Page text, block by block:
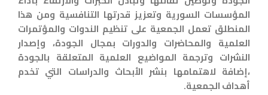
المؤسسات السورية وتعزيز قدرتها التنافسية ومن هذا
المنطلق تعمل الجمعية على تنظيم الندوات والمؤتمرات
العلمية والمحاضرات والدورات بمجال الجودة، وإصدار
النشرات وترجمة المواضيع العلمية المتعلقة بالجودة
،إضافة لاهتمامها بنشر الأبحاث والدراسات التي تخدم
أهداف الجمعية.